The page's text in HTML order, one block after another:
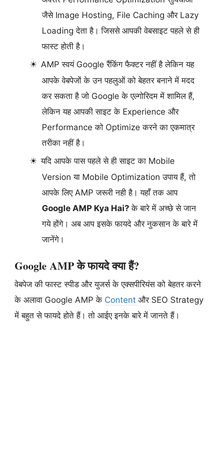
जैसे Image Hosting, File Caching और Lazy
Loading देता है। जिससे आपकी वेबसाइट पहले से ही
फास्ट होती है।
AMP स्वयं Google रैंकिंग फैक्टर नहीं है लेकिन यह
आपके वेबपेजों के उन पहलुओं को बेहतर बनाने में मदद
कर सकता है जो Google के एल्गोरिदम में शामिल हैं,
लेकिन यह आपकी साइट के Experience और
Performance को Optimize करने का एकमात्र
तरीका नहीं है।
यदि आपके पास पहले से ही साइट का Mobile
Version या Mobile Optimization उपाय हैं, तो
आपके लिए AMP जरूरी नही है। यहाँ तक आप
Google AMP Kya Hai?के बारे में अच्छे से जान
गये होंगे। अब आप इसके फायदे और नुकसान के बारे में
जानेंगे।
Google AMP के फायदे क्या हैं?
वेबपेज की फास्ट स्पीड और युजर्स के एक्सपीरियंस को बेहतर करने
के अलावा Google AMP के Content और SEO Strategy
में बहुत से फायदे होते हैं। तो आईए इनके बारे में जानते हैं।